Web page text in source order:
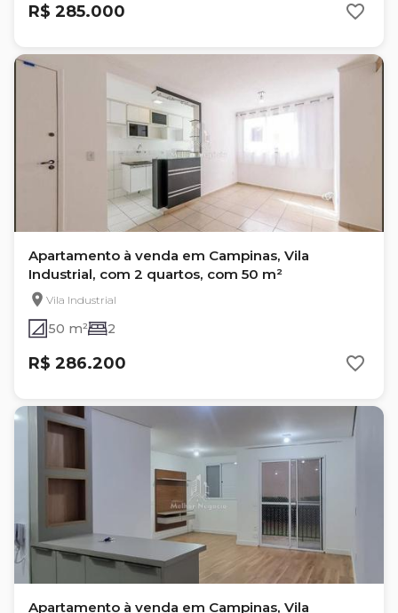
R$ 285.000
Apartamento à venda em Campinas, Vila
Industrial, com 2 quartos, com 50 m²
Vila Industrial
50 m² 2
R$ 286.200
Apartamento à venda em Campinas, Vila